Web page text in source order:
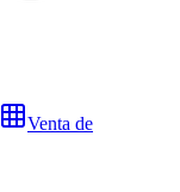
Venta de